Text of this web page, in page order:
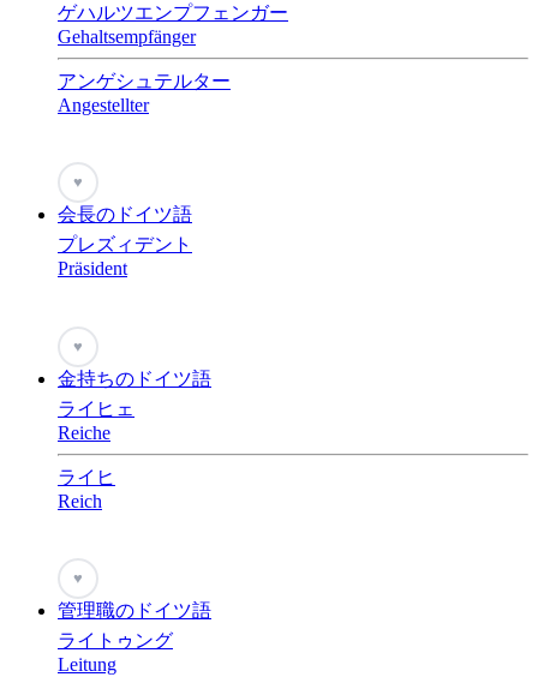
ゲハルツエンプフェンガー
Gehaltsempfänger
アンゲシュテルター
Angestellter
♥
会長のドイツ語
プレズィデント
Präsident
♥
金持ちのドイツ語
ライヒェ
Reiche
ライヒ
Reich
♥
管理職のドイツ語
ライトゥング
Leitung